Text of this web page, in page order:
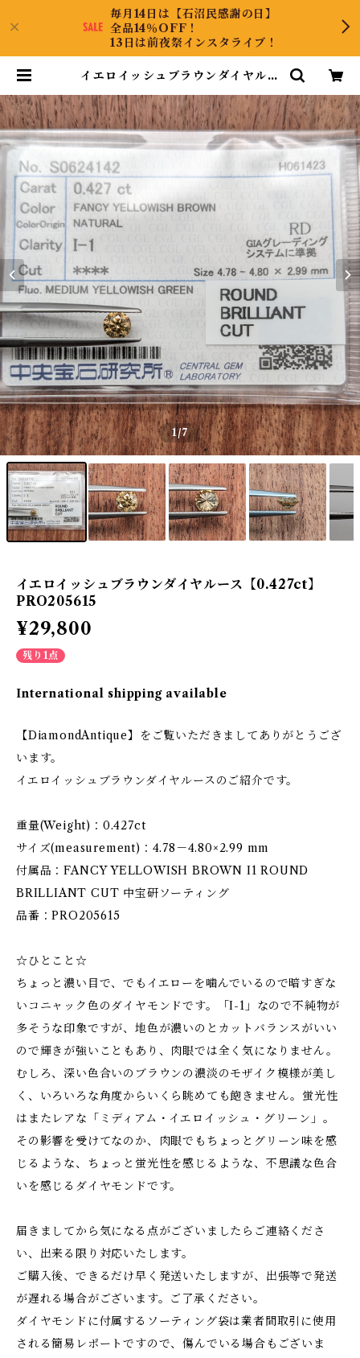
毎月14日は【石沼民感謝の日】
全品14％OFF！
13日は前夜祭インスタライブ！
イエロイッシュブラウンダイヤルー
mondAntique
1/7
イエロイッシュブラウンダイヤルース【0.427ct】
PRO205615
¥29,800
残り1点
International shipping available
【DiamondAntique】をご覧いただきましてありがとうござ
います。
イエロイッシュブラウンダイヤルースのご紹介です。
重量(Weight)：0.427ct
サイズ(measurement)：4.78－4.80×2.99 mm
付属品：FANCY YELLOWISH BROWN I1 ROUND
BRILLIANT CUT 中宝研ソーティング
品番：PRO205615
☆ひとこと☆
ちょっと濃い目で、でもイエローを噛んでいるので暗すぎな
いコニャック色のダイヤモンドです。「I-1」なので不純物が
多そうな印象ですが、地色が濃いのとカットバランスがいい
ので輝きが強いこともあり、肉眼では全く気になりません。
むしろ、深い色合いのブラウンの濃淡のモザイク模様が美し
く、いろいろな角度からいくら眺めても飽きません。蛍光性
はまたレアな「ミディアム・イエロイッシュ・グリーン」。
その影響を受けてなのか、肉眼でもちょっとグリーン味を感
じるような、ちょっと蛍光性を感じるような、不思議な色合
いを感じるダイヤモンドです。
届きましてから気になる点がございましたらご連絡くださ
い、出来る限り対応いたします。
ご購入後、できるだけ早く発送いたしますが、出張等で発送
が遅れる場合がございます。ご了承ください。
ダイヤモンドに付属するソーティング袋は業者間取引に使用
される簡易レポートですので、傷んでいる場合もございま